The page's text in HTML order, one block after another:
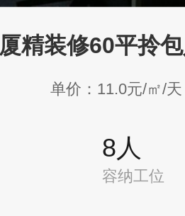
精装修60平拎
单价：11.0元/㎡/天
8人
容纳工位